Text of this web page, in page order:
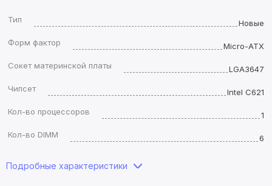
Тип
Новые
Форм фактор
Micro-ATX
Сокет материнской платы
LGA3647
Чипсет
Intel C621
Кол-во процессоров
1
Кол-во DIMM
6
Подробные характеристики